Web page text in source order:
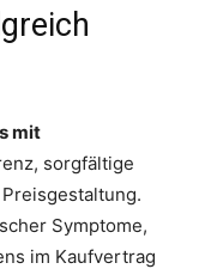
mit
sorgfältige
Symptome,
im Kaufvertrag